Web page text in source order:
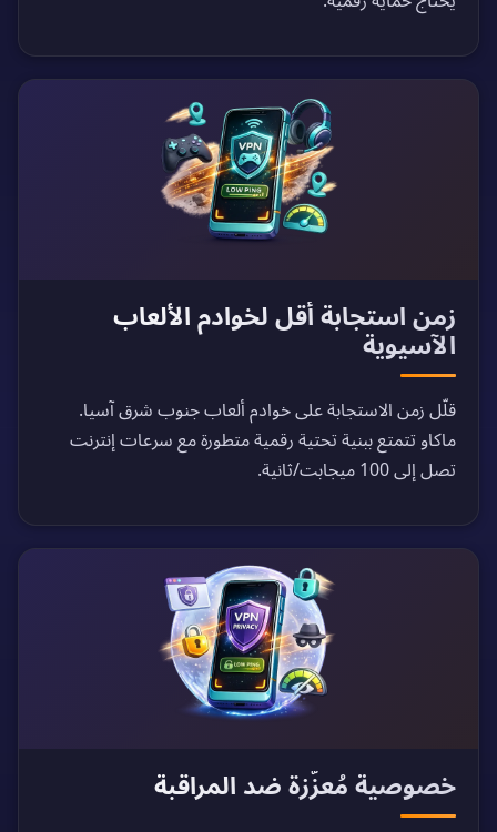
زمن استجابة أقل لخوادم الألعاب
الآسيوية
قلّل زمن الاستجابة على خوادم ألعاب جنوب شرق آسيا.
ماكاو تتمتع ببنية تحتية رقمية متطورة مع سرعات إنترنت
تصل إلى 100 ميجابت/ثانية.
خصوصية مُعزّزة ضد المراقبة